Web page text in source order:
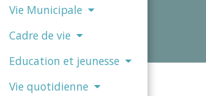
Vie Municipale
Cadre de vie
Education et jeunesse
Vie quotidienne